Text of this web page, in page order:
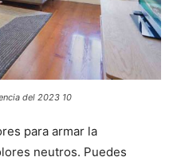
del 2023 10
para armar la
neutros. Puedes